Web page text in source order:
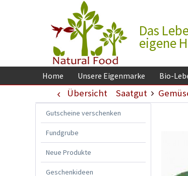
Das
eigene
Home Unsere Eigenmarke Bio-
Übersicht Saatgut
Gutscheine verschenken
Fundgrube
Neue Produkte
Geschenkideen